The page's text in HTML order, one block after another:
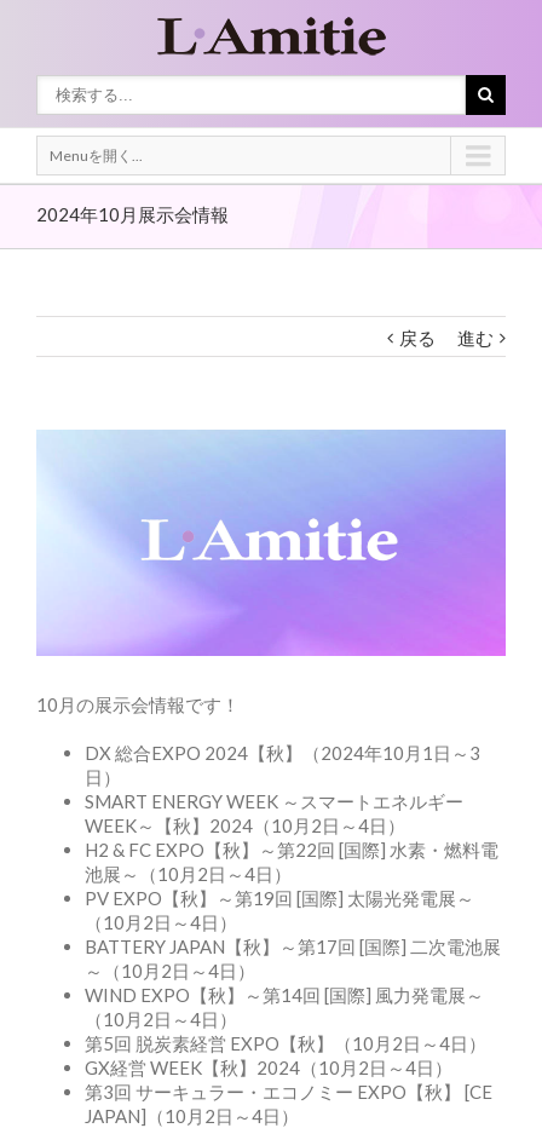
Menuを開く...
2024年10月展示会情報
戻る 進む
10月の展示会情報です！
DX 総合EXPO 2024【秋】（2024年10月1日～3
日）
SMART ENERGY WEEK ～スマートエネルギー
WEEK～【秋】2024（10月2日～4日）
H2 & FC EXPO【秋】～第22回 [国際] 水素・燃料電
池展～（10月2日～4日）
PV EXPO【秋】～第19回 [国際] 太陽光発電展～
（10月2日～4日）
BATTERY JAPAN【秋】～第17回 [国際] 二次電池展
～（10月2日～4日）
WIND EXPO【秋】～第14回 [国際] 風力発電展～
（10月2日～4日）
第5回 脱炭素経営 EXPO【秋】（10月2日～4日）
GX経営 WEEK【秋】2024（10月2日～4日）
第3回 サーキュラー・エコノミー EXPO【秋】 [CE
JAPAN]（10月2日～4日）